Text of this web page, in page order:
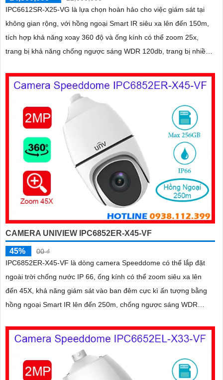
IPC6612SR-X25-VG là lựa chọn hoàn hảo cho việc giám sát tại
không gian rộng, với hồng ngoại Smart IR siêu xa lên đến 150m,
tích hợp khả năng xoay 360 độ và ống kính có thể zoom 25x,
trang bị khả năng chống ngược sáng WDR 120db, trang bị nhiều
CAMERA UNIVIEW IPC6852ER-X45-VF
45%
00 ₫
IPC6852ER-X45-VF là dòng camera Speeddome có thể lắp đặt
ngoài trời chống nước IP 66, ống kính có thể zoom siêu xa lên
đến 45X, khả năng giám sát vào ban đêm cực kì ấn tượng bằng
hồng ngoại Smart IR lên đến 250m, chống ngược sáng WDR